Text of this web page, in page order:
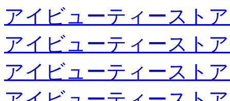
アイビューティースト
アイビューティースト
アイビューティースト